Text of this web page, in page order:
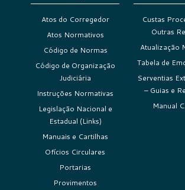
Atos do Corregedor
Atos Normativos
Código de Normas
Código de Organização
Judiciária
Instruções Normativas
Legislação Nacional e
Estadual (Links)
Manuais e Cartilhas
Ofícios Circulares
Portarias
Provimentos
Custas
Outras
Atualização
Tabela de
Serventias
– Guias e
Manual